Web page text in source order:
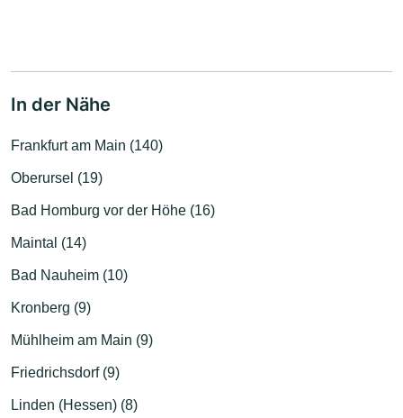
In der Nähe
Frankfurt am Main (140)
Oberursel (19)
Bad Homburg vor der Höhe (16)
Maintal (14)
Bad Nauheim (10)
Kronberg (9)
Mühlheim am Main (9)
Friedrichsdorf (9)
Linden (Hessen) (8)